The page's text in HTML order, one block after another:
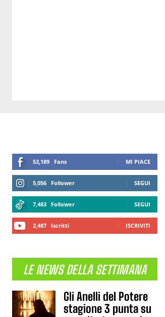
53,189 Fans MI PIACE
5,056 Follower SEGUI
7,483 Follower SEGUI
2,487 Iscritti ISCRIVITI
LE NEWS DELLA SETTIMANA
Gli Anelli del Potere
stagione 3 punta su